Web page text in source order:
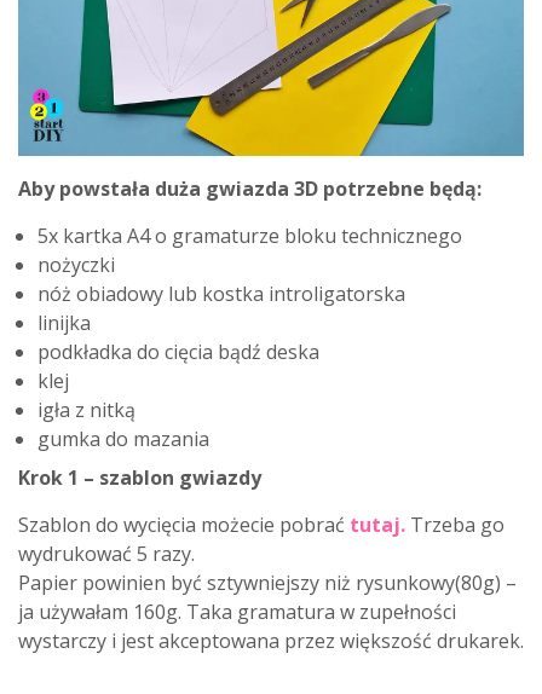
Aby powstała duża gwiazda 3D potrzebne będą:
5x kartka A4 o gramaturze bloku technicznego
nożyczki
nóż obiadowy lub kostka introligatorska
linijka
podkładka do cięcia bądź deska
klej
igła z nitką
gumka do mazania
Krok 1 – szablon gwiazdy
Szablon do wycięcia możecie pobrać tutaj. Trzeba go
wydrukować 5 razy.
Papier powinien być sztywniejszy niż rysunkowy(80g) –
ja używałam 160g. Taka gramatura w zupełności
wystarczy i jest akceptowana przez większość drukarek.